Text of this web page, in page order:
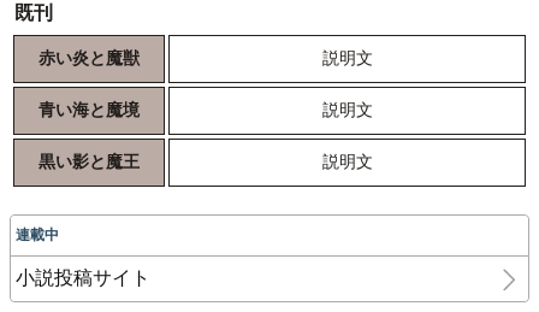
既刊
赤い炎と魔獣 説明文
青い海と魔境 説明文
黒い影と魔王 説明文
連載中
小説投稿サイト